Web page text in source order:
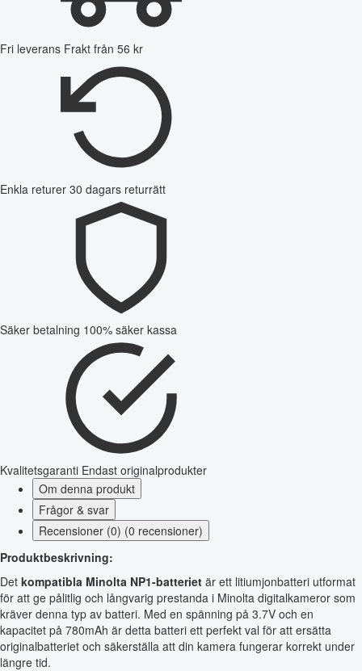
Fri leverans Frakt från 56 kr
Enkla returer 30 dagars returrätt
Säker betalning 100% säker kassa
Kvalitetsgaranti Endast originalprodukter
Om denna produkt
Frågor & svar
Recensioner (0) (0 recensioner)
Produktbeskrivning:
Det kompatibla Minolta NP1-batteriet är ett litiumjonbatteri utformat
för att ge pålitlig och långvarig prestanda i Minolta digitalkameror som
kräver denna typ av batteri. Med en spänning på 3.7V och en
kapacitet på 780mAh är detta batteri ett perfekt val för att ersätta
originalbatteriet och säkerställa att din kamera fungerar korrekt under
längre tid.